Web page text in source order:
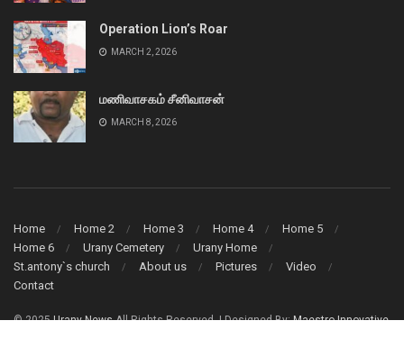
Operation Lion’s Roar
MARCH 2, 2026
மணிவாசகம் சீனிவாசன்
MARCH 8, 2026
Home Home 2 Home 3 Home 4
Home 5
Home 6
Urany Cemetery
Urany Home
St.antony`s church
About us Pictures
Video
Contact
© 2025Urany NewsAll Rights Reserved. | Designed By:Maestro Innovative